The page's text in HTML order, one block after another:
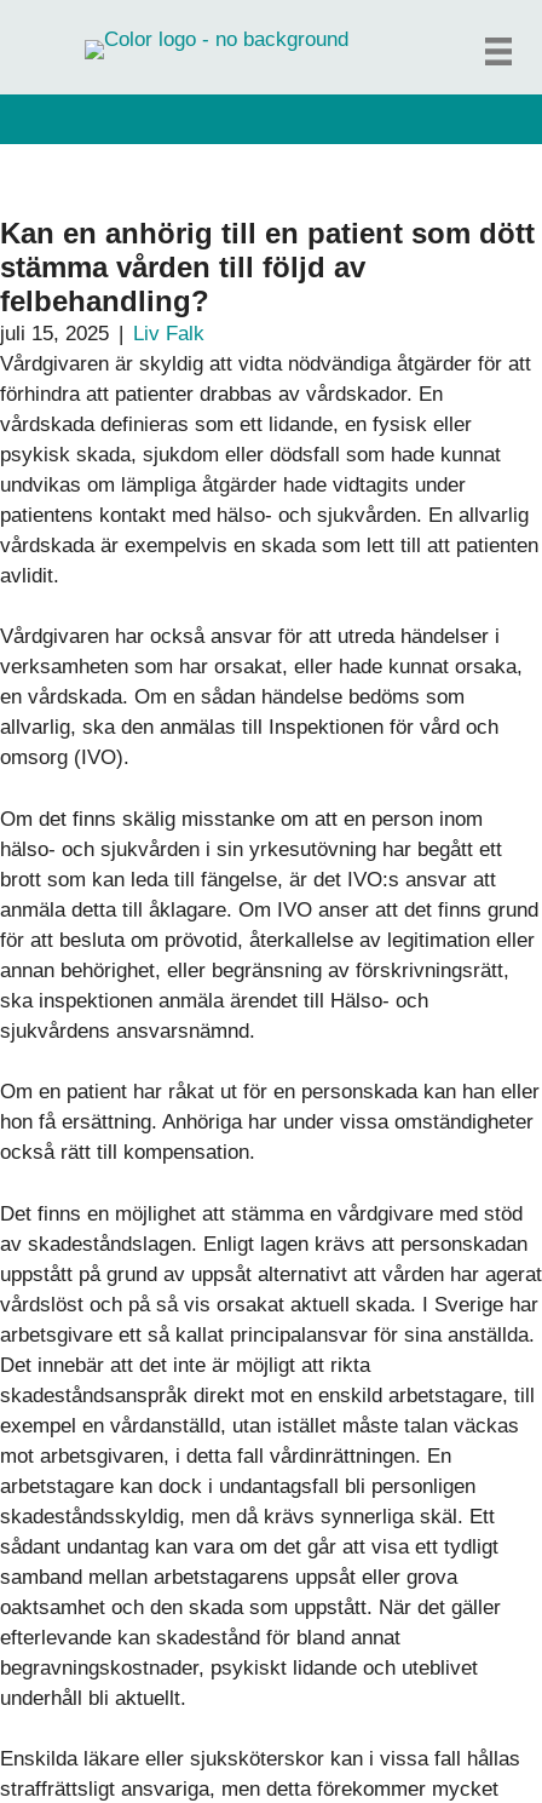
Kan en anhörig till en patient som dött
stämma vården till följd av
felbehandling?
juli 15, 2025 | Liv Falk
Vårdgivaren är skyldig att vidta nödvändiga åtgärder för att
förhindra att patienter drabbas av vårdskador. En
vårdskada definieras som ett lidande, en fysisk eller
psykisk skada, sjukdom eller dödsfall som hade kunnat
undvikas om lämpliga åtgärder hade vidtagits under
patientens kontakt med hälso- och sjukvården. En allvarlig
vårdskada är exempelvis en skada som lett till att patienten
avlidit.
Vårdgivaren har också ansvar för att utreda händelser i
verksamheten som har orsakat, eller hade kunnat orsaka,
en vårdskada. Om en sådan händelse bedöms som
allvarlig, ska den anmälas till Inspektionen för vård och
omsorg (IVO).
Om det finns skälig misstanke om att en person inom
hälso- och sjukvården i sin yrkesutövning har begått ett
brott som kan leda till fängelse, är det IVO:s ansvar att
anmäla detta till åklagare. Om IVO anser att det finns grund
för att besluta om prövotid, återkallelse av legitimation eller
annan behörighet, eller begränsning av förskrivningsrätt,
ska inspektionen anmäla ärendet till Hälso- och
sjukvårdens ansvarsnämnd.
Om en patient har råkat ut för en personskada kan han eller
hon få ersättning. Anhöriga har under vissa omständigheter
också rätt till kompensation.
Det finns en möjlighet att stämma en vårdgivare med stöd
av skadeståndslagen. Enligt lagen krävs att personskadan
uppstått på grund av uppsåt alternativt att vården har agerat
vårdslöst och på så vis orsakat aktuell skada. I Sverige har
arbetsgivare ett så kallat principalansvar för sina anställda.
Det innebär att det inte är möjligt att rikta
skadeståndsanspråk direkt mot en enskild arbetstagare, till
exempel en vårdanställd, utan istället måste talan väckas
mot arbetsgivaren, i detta fall vårdinrättningen. En
arbetstagare kan dock i undantagsfall bli personligen
skadeståndsskyldig, men då krävs synnerliga skäl. Ett
sådant undantag kan vara om det går att visa ett tydligt
samband mellan arbetstagarens uppsåt eller grova
oaktsamhet och den skada som uppstått. När det gäller
efterlevande kan skadestånd för bland annat
begravningskostnader, psykiskt lidande och uteblivet
underhåll bli aktuellt.
Enskilda läkare eller sjuksköterskor kan i vissa fall hållas
straffrättsligt ansvariga, men detta förekommer mycket